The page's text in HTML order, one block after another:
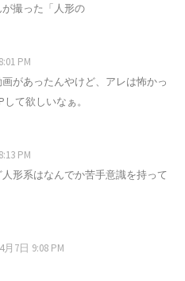
撮った「人形の
PM
があったんやけど、アレは怖かっ
て欲しいなぁ。
PM
形系はなんでか苦手意識を持って
月7日 9:08 PM